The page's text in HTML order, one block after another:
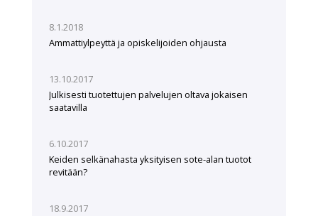
8.1.2018
Ammattiylpeyttä ja opiskelijoiden ohjausta
13.10.2017
Julkisesti tuotettujen palvelujen oltava jokaisen
saatavilla
6.10.2017
Keiden selkänahasta yksityisen sote-alan tuotot
revitään?
18.9.2017